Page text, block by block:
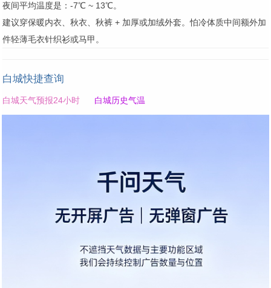
夜间平均温度是：-7℃ ~ 13℃。
建议穿保暖内衣、秋衣、秋裤 + 加厚或加绒外套。怕冷体质中间额外加
件轻薄毛衣针织衫或马甲。
白城快捷查询
白城天气预报24小时 白城历史气温